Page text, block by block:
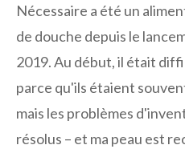
Nécessaire a été un
de douche depuis le
2019. Au début, il était
parce qu'ils étaient
mais les problèmes
résolus – et ma peau est